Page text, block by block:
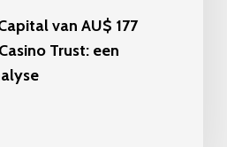
van AU$ 177
Trust: een